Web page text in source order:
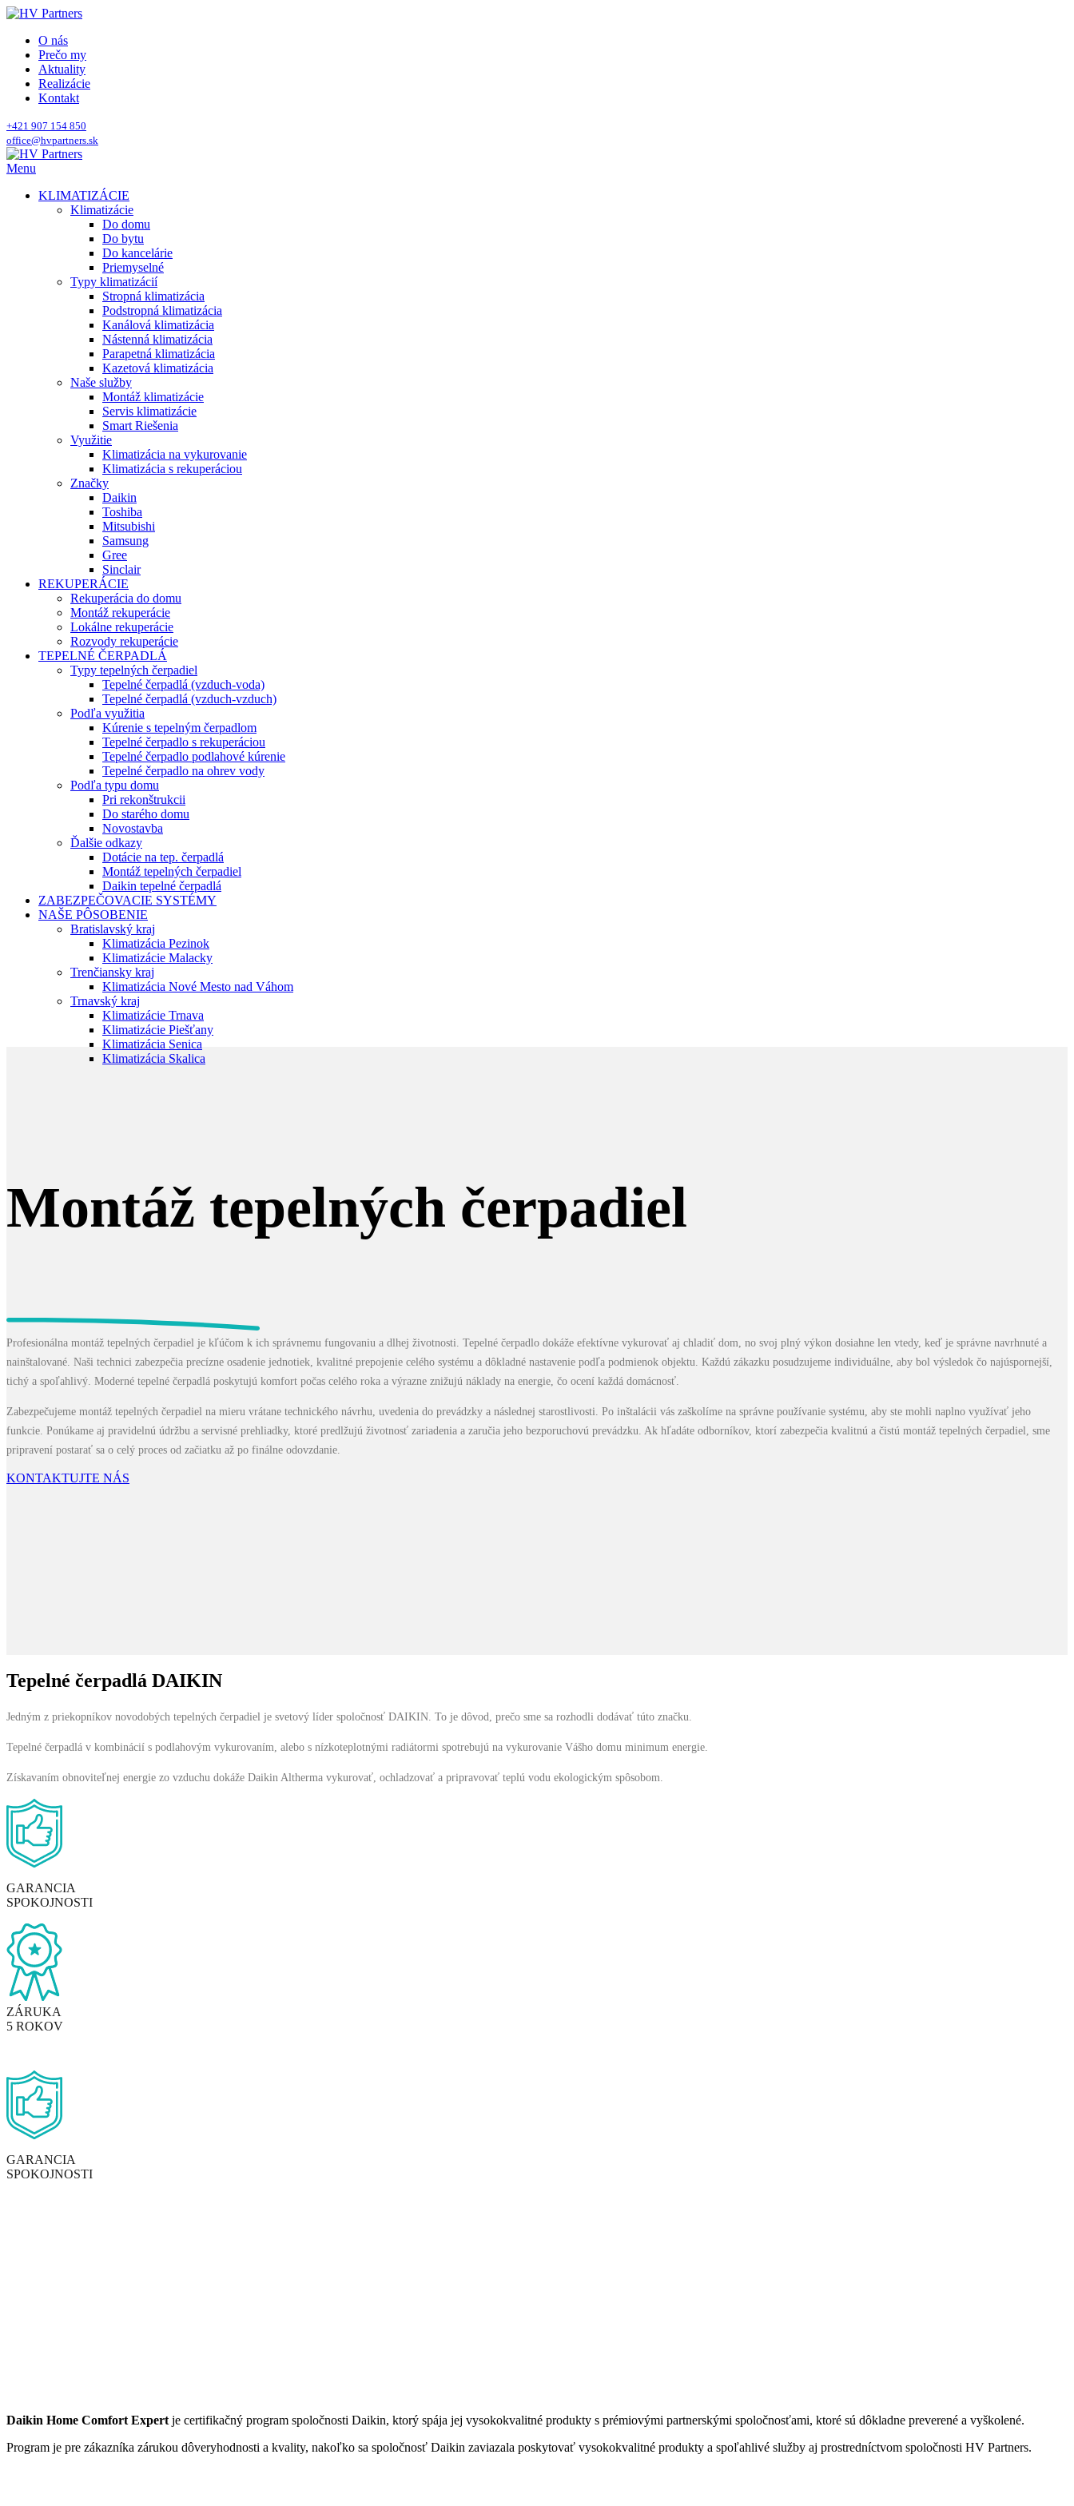
O nás
Prečo my
Aktuality
Realizácie
Kontakt
+421 907 154 850
office@hvpartners.sk
Menu
KLIMATIZÁCIE
Klimatizácie
Do domu
Do bytu
Do kancelárie
Priemyselné
Typy klimatizácií
Stropná klimatizácia
Podstropná klimatizácia
Kanálová klimatizácia
Nástenná klimatizácia
Parapetná klimatizácia
Kazetová klimatizácia
Naše služby
Montáž klimatizácie
Servis klimatizácie
Smart Riešenia
Využitie
Klimatizácia na vykurovanie
Klimatizácia s rekuperáciou
Značky
Daikin
Toshiba
Mitsubishi
Samsung
Gree
Sinclair
REKUPERÁCIE
Rekuperácia do domu
Montáž rekuperácie
Lokálne rekuperácie
Rozvody rekuperácie
TEPELNÉ ČERPADLÁ
Typy tepelných čerpadiel
Tepelné čerpadlá (vzduch-voda)
Tepelné čerpadlá (vzduch-vzduch)
Podľa využitia
Kúrenie s tepelným čerpadlom
Tepelné čerpadlo s rekuperáciou
Tepelné čerpadlo podlahové kúrenie
Tepelné čerpadlo na ohrev vody
Podľa typu domu
Pri rekonštrukcii
Do starého domu
Novostavba
Ďalšie odkazy
Dotácie na tep. čerpadlá
Montáž tepelných čerpadiel
Daikin tepelné čerpadlá
ZABEZPEČOVACIE SYSTÉMY
NAŠE PÔSOBENIE
Bratislavský kraj
Klimatizácia Pezinok
Klimatizácie Malacky
Trenčiansky kraj
Klimatizácia Nové Mesto nad Váhom
Trnavský kraj
Klimatizácie Trnava
Klimatizácie Piešťany
Klimatizácia Senica
Klimatizácia Skalica
Montáž tepelných čerpadiel
Profesionálna montáž tepelných čerpadiel je kľúčom k ich správnemu fungovaniu a dlhej životnosti. Tepelné čerpadlo dokáže efektívne vykurovať aj chladiť dom, no svoj plný výkon dosiahne len vtedy, keď je správne navrhnuté a
nainštalované. Naši technici zabezpečia precízne osadenie jednotiek, kvalitné prepojenie celého systému a dôkladné nastavenie podľa podmienok objektu. Každú zákazku posudzujeme individuálne, aby bol výsledok čo najúspornejší,
tichý a spoľahlivý. Moderné tepelné čerpadlá poskytujú komfort počas celého roka a výrazne znižujú náklady na energie, čo ocení každá domácnosť.
Zabezpečujeme montáž tepelných čerpadiel na mieru vrátane technického návrhu, uvedenia do prevádzky a následnej starostlivosti. Po inštalácii vás zaškolíme na správne používanie systému, aby ste mohli naplno využívať jeho
funkcie. Ponúkame aj pravidelnú údržbu a servisné prehliadky, ktoré predlžujú životnosť zariadenia a zaručia jeho bezporuchovú prevádzku. Ak hľadáte odborníkov, ktorí zabezpečia kvalitnú a čistú montáž tepelných čerpadiel, sme
pripravení postarať sa o celý proces od začiatku až po finálne odovzdanie.
KONTAKTUJTE NÁS
Tepelné čerpadlá DAIKIN
Jedným z priekopníkov novodobých tepelných čerpadiel je svetový líder spoločnosť DAIKIN. To je dôvod, prečo sme sa rozhodli dodávať túto značku.
Tepelné čerpadlá v kombinácií s podlahovým vykurovaním, alebo s nízkoteplotnými radiátormi spotrebujú na vykurovanie Vášho domu minimum energie.
Získavaním obnoviteľnej energie zo vzduchu dokáže Daikin Altherma vykurovať, ochladzovať a pripravovať teplú vodu ekologickým spôsobom.
GARANCIA
SPOKOJNOSTI
ZÁRUKA
5 ROKOV
GARANCIA
SPOKOJNOSTI
Daikin Home Comfort Expert je certifikačný program spoločnosti Daikin, ktorý spája jej vysokokvalitné produkty s prémiovými partnerskými spoločnosťami, ktoré sú dôkladne preverené a vyškolené.
Program je pre zákazníka zárukou dôveryhodnosti a kvality, nakoľko sa spoločnosť Daikin zaviazala poskytovať vysokokvalitné produkty a spoľahlivé služby aj prostredníctvom spoločnosti HV Partners.